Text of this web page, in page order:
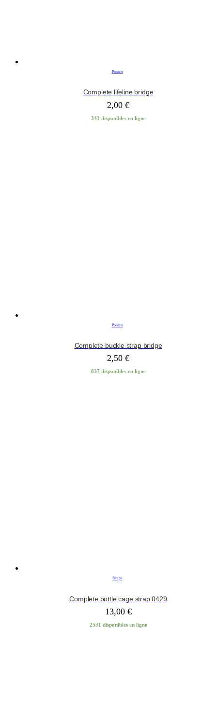
Pontets
Complete lifeline bridge
2,00 €
343 disponibles en ligne
Pontets
Complete buckle strap bridge
2,50 €
837 disponibles en ligne
Straps
Complete bottle cage strap 0429
13,00 €
2531 disponibles en ligne